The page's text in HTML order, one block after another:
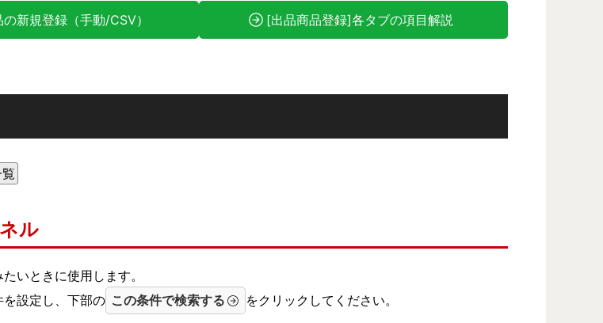
新規登録（手動/CSV） [出品商品登録]各タブの項目解説
ル
いときに使用します。
設定し、下部の この条件で検索する をクリックしてください。